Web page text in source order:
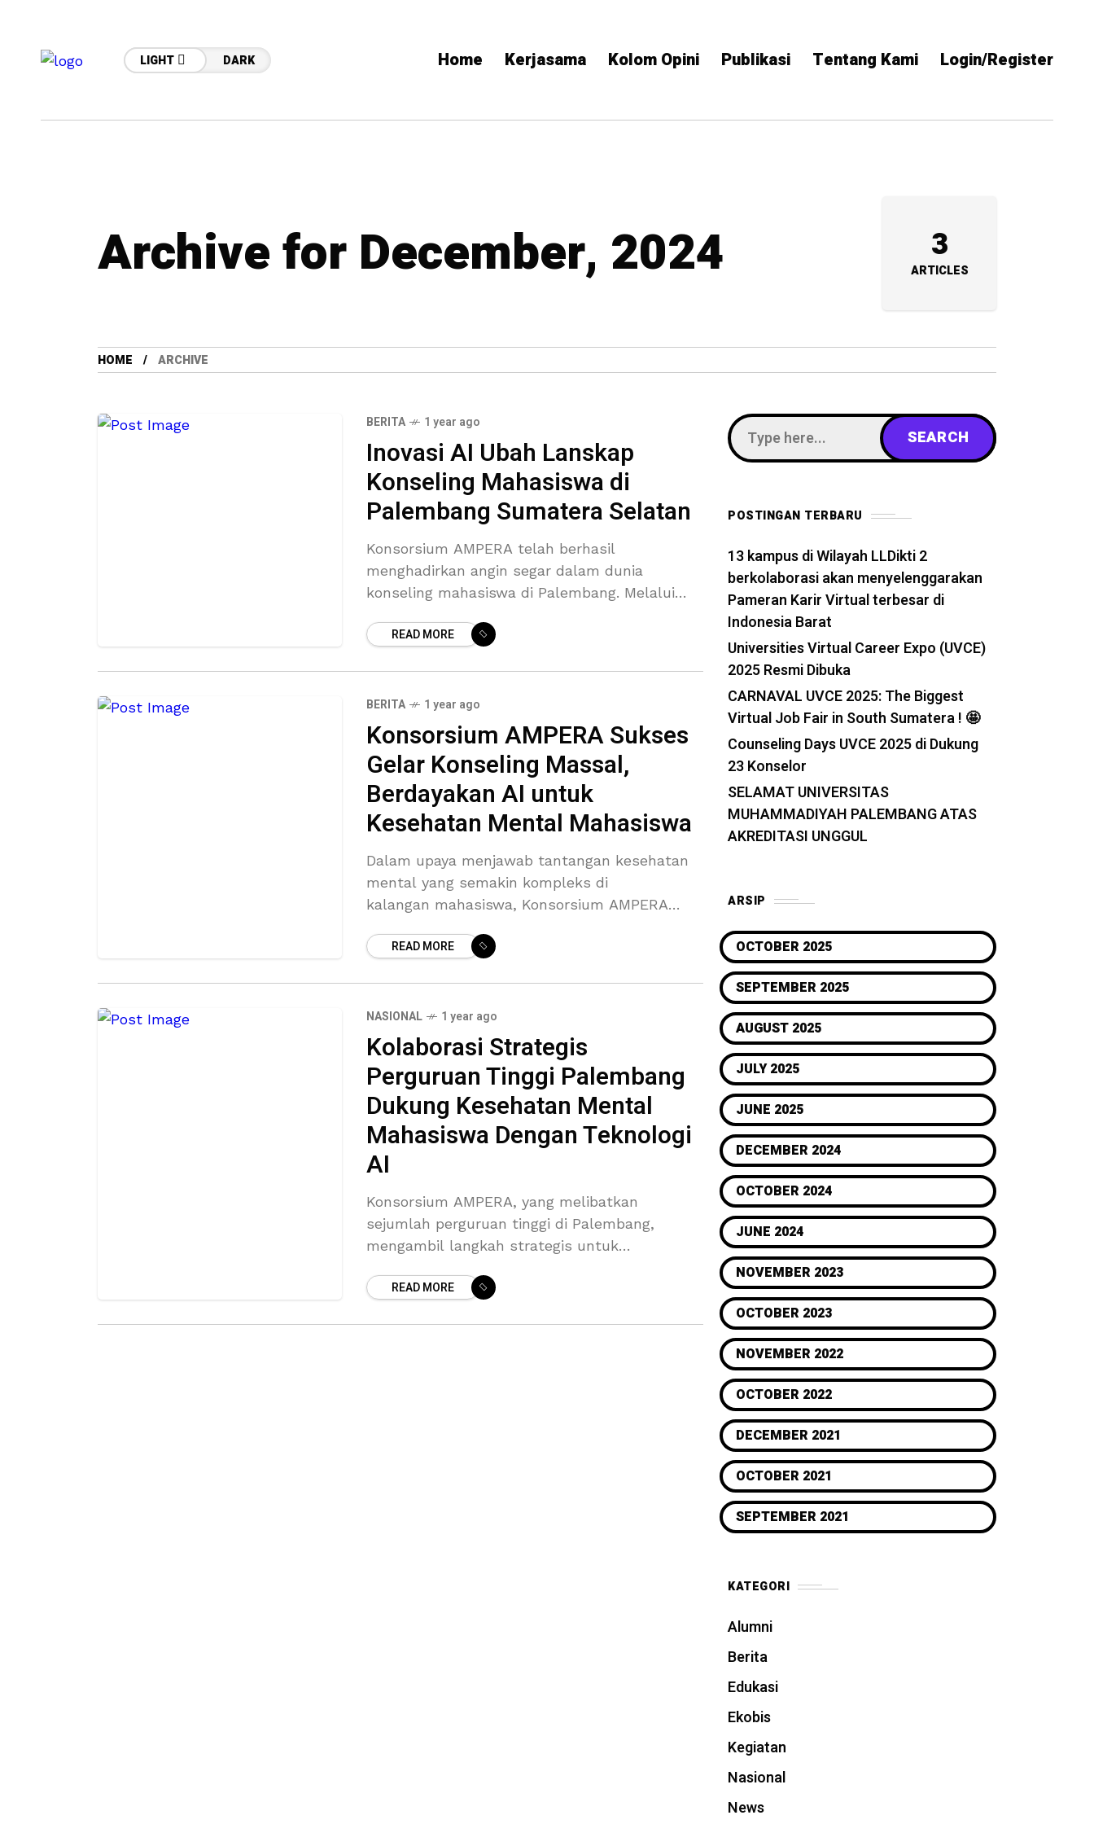
LIGHT DARK Home Kerjasama Kolom Opini Publikasi Tentang Kami Login/Register
Archive for December, 2024 3
ARTICLES
HOME ARCHIVE
BERITA 1 year ago
Inovasi AI Ubah Lanskap
Konseling Mahasiswa di
Palembang Sumatera Selatan
Konsorsium AMPERA telah berhasil
menghadirkan angin segar dalam dunia
konseling mahasiswa di Palembang. Melalui
berlangsung dari bulan Seotember sampai
READ MORE
BERITA 1 year ago
Konsorsium AMPERA Sukses
Gelar Konseling Massal,
Berdayakan AI untuk
Kesehatan Mental Mahasiswa
Dalam upaya menjawab tantangan kesehatan
mental yang semakin kompleks di
kalangan mahasiswa, Konsorsium AMPERA
kegiatan konseling massal dalam acara
READ MORE
NASIONAL 1 year ago
Kolaborasi Strategis
Perguruan Tinggi Palembang
Dukung Kesehatan Mental
Mahasiswa Dengan Teknologi
AI
Konsorsium AMPERA, yang melibatkan
sejumlah perguruan tinggi di Palembang,
mengambil langkah strategis untuk
melalui inovasi teknologi berbasis kecerdasan
READ MORE
POSTINGAN TERBARU
13 kampus di Wilayah LLDikti 2
berkolaborasi akan menyelenggarakan
Pameran Karir Virtual terbesar di
Indonesia Barat
Universities Virtual Career Expo (UVCE)
2025 Resmi Dibuka
CARNAVAL UVCE 2025: The Biggest
Virtual Job Fair in South Sumatera ! 🤩
Counseling Days UVCE 2025 di Dukung
23 Konselor
SELAMAT UNIVERSITAS
MUHAMMADIYAH PALEMBANG ATAS
AKREDITASI UNGGUL
ARSIP
OCTOBER 2025
SEPTEMBER 2025
AUGUST 2025
JULY 2025
JUNE 2025
DECEMBER 2024
OCTOBER 2024
JUNE 2024
NOVEMBER 2023
OCTOBER 2023
NOVEMBER 2022
OCTOBER 2022
DECEMBER 2021
OCTOBER 2021
SEPTEMBER 2021
KATEGORI
Alumni
Berita
Edukasi
Ekobis
Kegiatan
Nasional
News